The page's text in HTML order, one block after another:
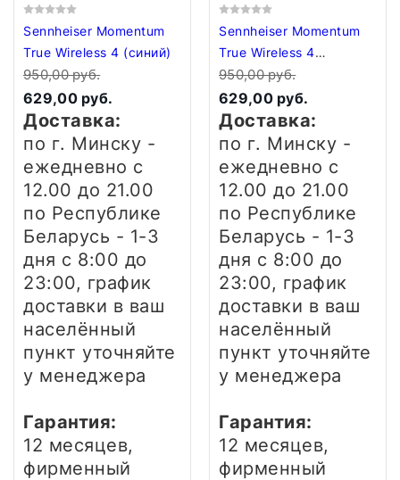
Sennheiser Momentum
True Wireless 4 (синий)
950,00 руб.
629,00 руб.
Доставка:
по г. Минску -
ежедневно с
12.00 до 21.00
по Республике
Беларусь - 1-3
дня с 8:00 до
23:00, график
доставки в ваш
населённый
пункт уточняйте
у менеджера
Гарантия:
12 месяцев,
фирменный
Sennheiser Momentum
True Wireless 4
(черный)
950,00 руб.
629,00 руб.
Доставка:
по г. Минску -
ежедневно с
12.00 до 21.00
по Республике
Беларусь - 1-3
дня с 8:00 до
23:00, график
доставки в ваш
населённый
пункт уточняйте
у менеджера
Гарантия:
12 месяцев,
фирменный